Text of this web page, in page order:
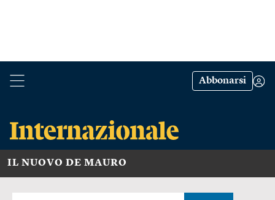
Abbonarsi
IL NUOVO DE MAURO